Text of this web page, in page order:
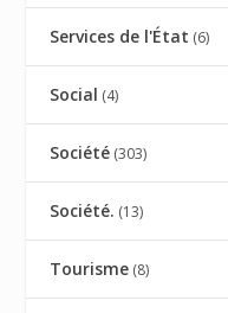
Services de l'État (6)
Social (4)
Société (303)
Société. (13)
Tourisme (8)